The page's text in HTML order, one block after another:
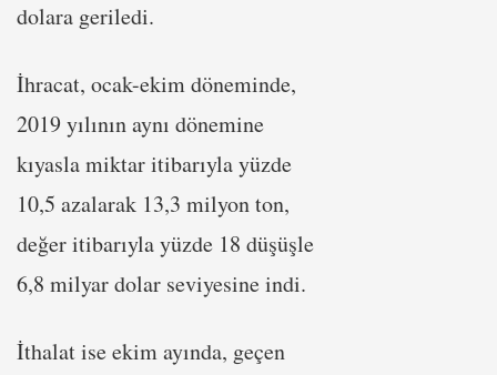
dolara geriledi.
İhracat, ocak-ekim döneminde,
2019 yılının aynı dönemine
kıyasla miktar itibarıyla yüzde
10,5 azalarak 13,3 milyon ton,
değer itibarıyla yüzde 18 düşüşle
6,8 milyar dolar seviyesine indi.
İthalat ise ekim ayında, geçen